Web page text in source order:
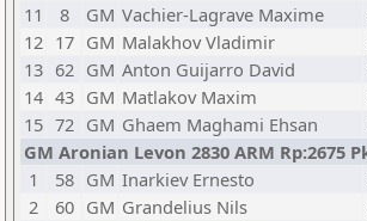
11
8 GM Vachier-Lagrave Maxime
12 17 GM Malakhov Vladimir
13 62 GM Anton Guijarro David
14 43 GM Matlakov Maxim
15 72 GM Ghaem Maghami Ehsan
GM Aronian Levon 2830 ARM Rp:2675
1
58 GM Inarkiev Ernesto
2
60 GM Grandelius Nils